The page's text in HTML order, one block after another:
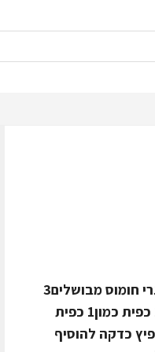
מרכיבים150 גרם קלמרי טרי ונקי פרוס לטבעות בעובי 12 ס"מ150 גרם גרגרי חומוס מבושלים3
שיני שוםמיץ מחצי לימון שמן זית2 כפות כוסברה קצוצהמלח, פלפל שחור1 כפית כמון1 כפית
כדקה להוסיף